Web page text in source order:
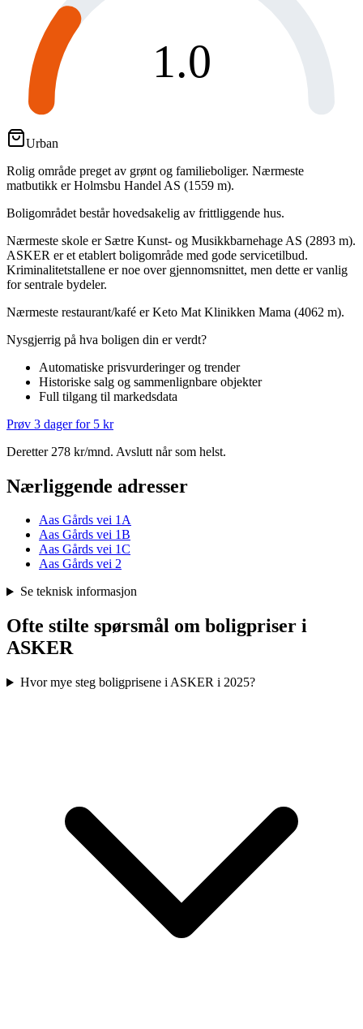
1.0
Urban
Rolig område preget av grønt og familieboliger. Nærmeste
matbutikk er Holmsbu Handel AS (1559 m).
Boligområdet består hovedsakelig av frittliggende hus.
Nærmeste skole er Sætre Kunst- og Musikkbarnehage AS (2893 m).
ASKER er et etablert boligområde med gode servicetilbud.
Kriminalitetstallene er noe over gjennomsnittet, men dette er vanlig
for sentrale bydeler.
Nærmeste restaurant/kafé er Keto Mat Klinikken Mama (4062 m).
Nysgjerrig på hva boligen din er verdt?
Automatiske prisvurderinger og trender
Historiske salg og sammenlignbare objekter
Full tilgang til markedsdata
Prøv 3 dager for 5 kr
Deretter 278 kr/mnd. Avslutt når som helst.
Nærliggende adresser
Aas Gårds vei 1A
Aas Gårds vei 1B
Aas Gårds vei 1C
Aas Gårds vei 2
Se teknisk informasjon
Ofte stilte spørsmål om boligpriser i
ASKER
Hvor mye steg boligprisene i ASKER i 2025?